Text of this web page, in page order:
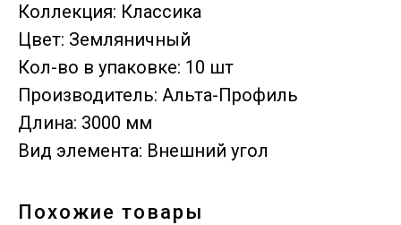
Коллекция: Классика
Цвет: Земляничный
Кол-во в упаковке: 10 шт
Производитель: Альта-Профиль
Длина: 3000 мм
Вид элемента: Внешний угол
Похожие товары